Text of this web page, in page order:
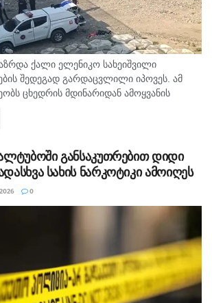
ქალი ელენიკო სახეიშვილი
შედეგად გარდაცვლილი იპოვეს. ამ
ცხედრის მდინარიდან ამოყვანის
,,თაიმერი" ავრცელებს.
განსაკუთრებით დიდი
სახის ნარკოტიკი ამოიღეს
0